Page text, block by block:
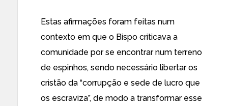
Estas afirmações foram feitas num
contexto em que o Bispo criticava a
comunidade por se encontrar num terreno
de espinhos, sendo necessário libertar os
cristão da “corrupção e sede de lucro que
os escraviza”, de modo a transformar esse